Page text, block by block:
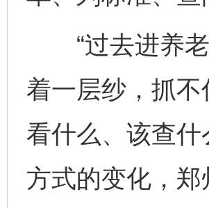
“过去进养老
着一层纱，抓
看什么、该查
方式的变化，